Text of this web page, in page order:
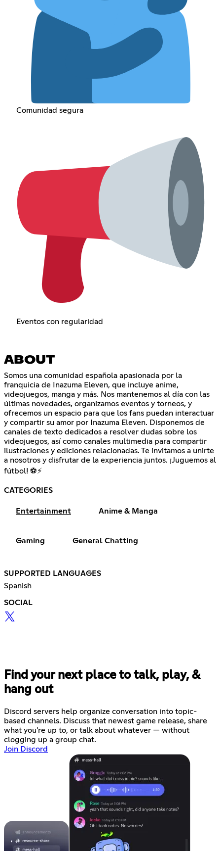
Comunidad segura
Eventos con regularidad
ABOUT
Somos una comunidad española apasionada por la
franquicia de Inazuma Eleven, que incluye anime,
videojuegos, manga y más. Nos mantenemos al día con las
últimas novedades, organizamos eventos y torneos, y
ofrecemos un espacio para que los fans puedan interactuar
y compartir su amor por Inazuma Eleven. Disponemos de
canales de texto dedicados a resolver dudas sobre los
videojuegos, así como canales multimedia para compartir
ilustraciones y ediciones relacionadas. Te invitamos a unirte
a nosotros y disfrutar de la experiencia juntos. ¡Juguemos al
fútbol! ⚽⚡
CATEGORIES
Entertainment Anime & Manga
Gaming General Chatting
SUPPORTED LANGUAGES
Spanish
SOCIAL
Find your next place to talk, play, &
hang out
Discord servers help organize conversation into topic-
based channels. Discuss that newest game release, share
what you're up to, or talk about whatever — without
clogging up a group chat.
Join Discord